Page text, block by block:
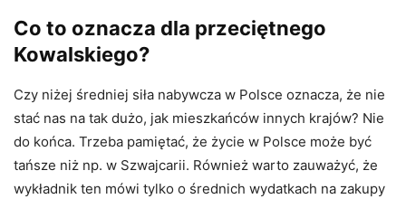
Co to oznacza dla przeciętnego
Kowalskiego?
Czy niżej średniej siła nabywcza w Polsce oznacza, że nie
stać nas na tak dużo, jak mieszkańców innych krajów? Nie
do końca. Trzeba pamiętać, że życie w Polsce może być
tańsze niż np. w Szwajcarii. Również warto zauważyć, że
wykładnik ten mówi tylko o średnich wydatkach na zakupy